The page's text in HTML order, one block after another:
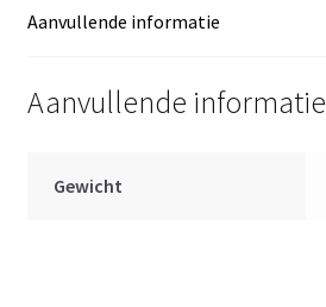
pakje
Aanvullende informatie
Aanvullende informatie
Gewicht